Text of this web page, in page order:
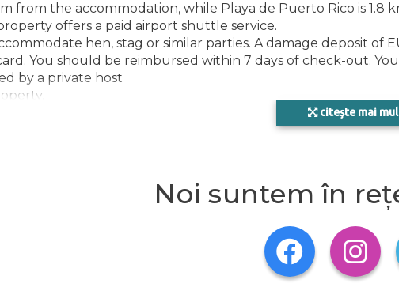
from the accommodation, while Playa de Puerto Rico is
offers a paid airport shuttle service.
hen, stag or similar parties. A damage deposit of
You should be reimbursed within 7 days of check-out.
by a private host
citește mai
Noi suntem în